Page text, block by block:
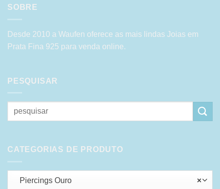
SOBRE
Desde 2010 a Waufen oferece as mais lindas Joias em
Prata Fina 925 para venda online.
PESQUISAR
Pesquisar
por:
CATEGORIAS DE PRODUTO
×
Piercings Ouro